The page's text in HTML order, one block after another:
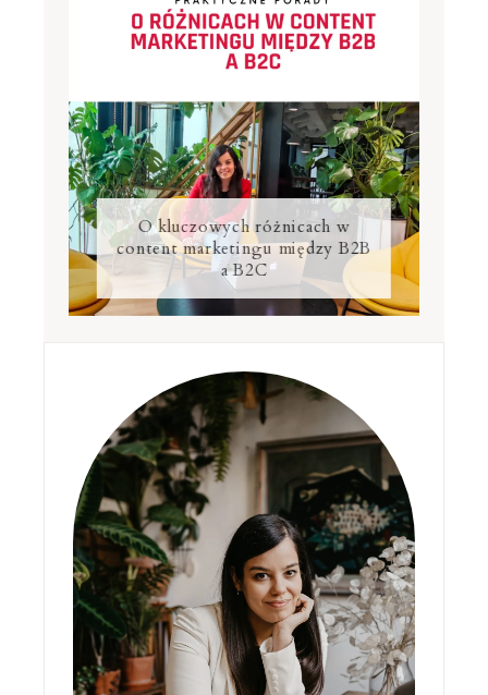
O kluczowych różnicach w
content marketingu między B2B
a B2C